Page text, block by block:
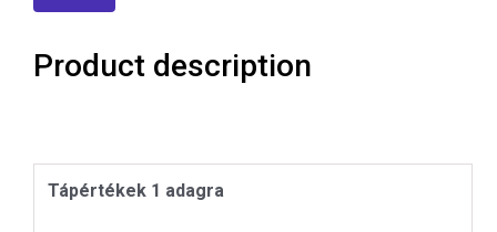
Product description
Tápértékek 1 adagra